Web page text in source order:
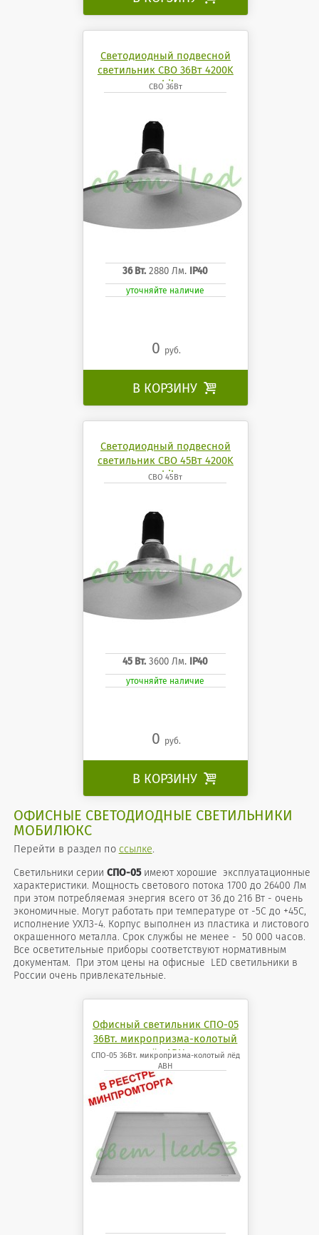
Светодиодный подвесной
светильник СВО 36Вт 4200K
mobilux
СВО 36Вт
36 Вт. 2880 Лм. IP40
уточняйте наличие
0 руб.
В КОРЗИНУ 
Светодиодный подвесной
светильник СВО 45Вт 4200K
mobilux
СВО 45Вт
45 Вт. 3600 Лм. IP40
уточняйте наличие
0 руб.
В КОРЗИНУ 
ОФИСНЫЕ СВЕТОДИОДНЫЕ СВЕТИЛЬНИКИ
МОБИЛЮКС
Перейти в раздел по ссылке.
Светильники серии СПО-05имеют хорошие эксплуатационные
характеристики. Мощность светового потока 1700 до 26400 Лм
при этом потребляемая энергия всего от 36 до 216 Вт - очень
экономичные. Могут работать при температуре от -5С до +45С,
исполнение УХЛ3-4. Корпус выполнен из пластика и листового
окрашенного металла. Срок службы не менее - 50 000 часов.
Все осветительные приборы соответствуют нормативным
документам. При этом цены на офисные LED светильники в
России очень привлекательные.
Офисный светильник СПО-05
36Вт. микропризма-колотый
лёд АВН
СПО-05 36Вт. микропризма-колотый лёд
АВН